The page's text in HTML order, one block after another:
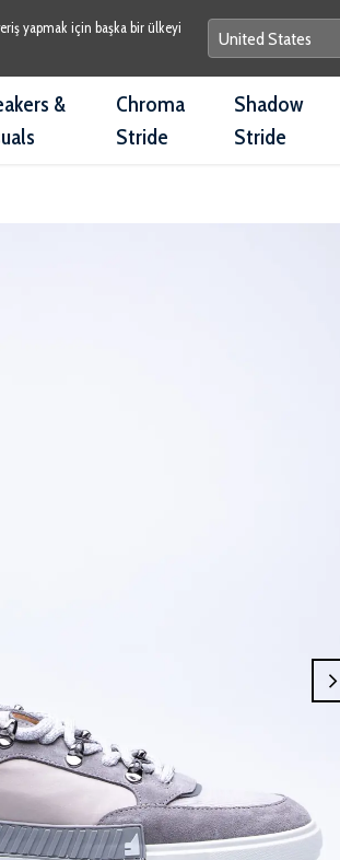
yapmak için başka bir ülkeyi
&
Chroma
Stride
Shadow
Stride